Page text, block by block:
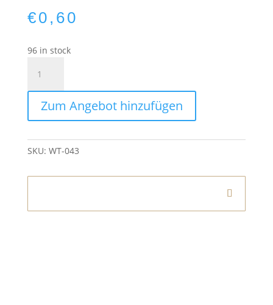
€0,60
96 in stock
Lila
quantity
Zum Angebot hinzufügen
SKU: WT-043